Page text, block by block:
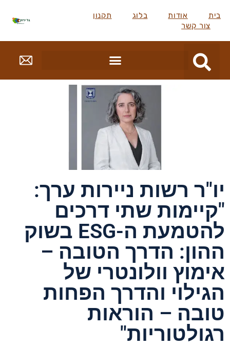
בית אודות בלוג
תקנון
צור קשר
יו"ר רשות ניירות ערך:
"קיימות שתי דרכים
להטמעת ה-ESG בשוק
ההון: הדרך הטובה –
אימוץ וולונטרי של
הגילוי והדרך הפחות
טובה – הוראות
רגולטוריות"